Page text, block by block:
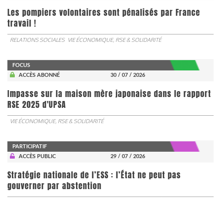
Les pompiers volontaires sont pénalisés par France
travail !
RELATIONS SOCIALES VIE ÉCONOMIQUE, RSE & SOLIDARITÉ
FOCUS
ACCÈS ABONNÉ
30 / 07 / 2026
Impasse sur la maison mère japonaise dans le rapport
RSE 2025 d'UPSA
VIE ÉCONOMIQUE, RSE & SOLIDARITÉ
PARTICIPATIF
ACCÈS PUBLIC
29 / 07 / 2026
Stratégie nationale de l’ESS : l’État ne peut pas
gouverner par abstention